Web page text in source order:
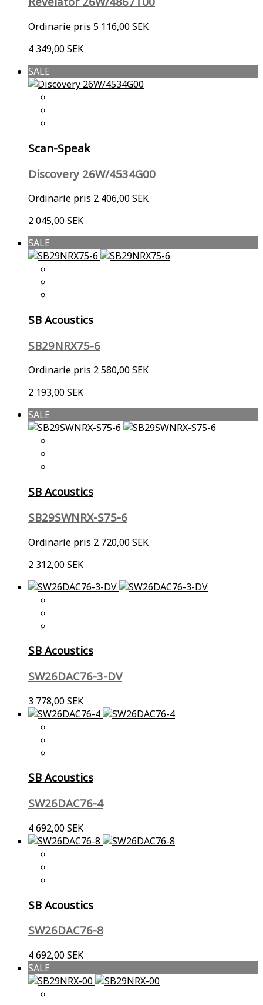
Ordinarie pris 5 116,00 SEK
4 349,00 SEK
SALE
Scan-Speak
Discovery 26W/4534G00
Ordinarie pris 2 406,00 SEK
2 045,00 SEK
SALE
SB Acoustics
SB29NRX75-6
Ordinarie pris 2 580,00 SEK
2 193,00 SEK
SALE
SB Acoustics
SB29SWNRX-S75-6
Ordinarie pris 2 720,00 SEK
2 312,00 SEK
SB Acoustics
SW26DAC76-3-DV
3 778,00 SEK
SB Acoustics
SW26DAC76-4
4 692,00 SEK
SB Acoustics
SW26DAC76-8
4 692,00 SEK
SALE